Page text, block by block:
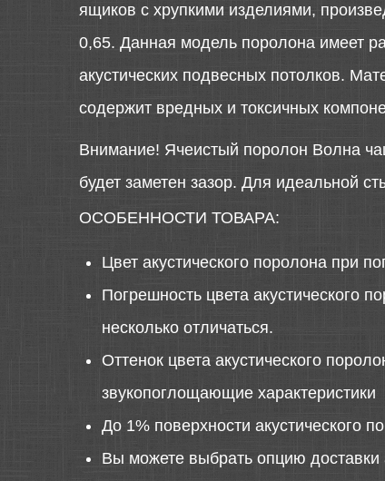
ящиков с хрупкими изделиями,
0,65. Данная модель поролона имеет
акустических подвесных потолков.
содержит вредных и токсичных
Внимание! Ячеистый поролон Волна
будет заметен зазор. Для идеальной
ОСОБЕННОСТИ ТОВАРА:
Цвет акустического поролона при
Погрешность цвета акустического
несколько отличаться.
Оттенок цвета акустического
звукопоглощающие характеристики
До 1% поверхности акустического
Вы можете выбрать опцию доставки